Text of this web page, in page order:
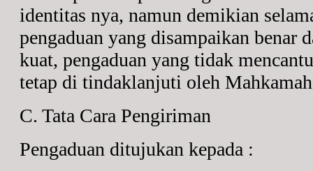
identitas nya, namun demikian
pengaduan yang disampaikan benar
kuat, pengaduan yang tidak
tetap di tindaklanjuti oleh
C. Tata Cara Pengiriman
Pengaduan ditujukan kepada :